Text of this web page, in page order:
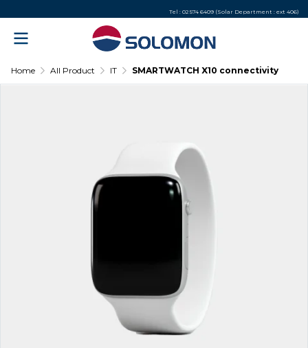
Tel : 02 574 6409 (Solar Department : ext 406)
Home All Product IT SMARTWATCH X10 connectivity